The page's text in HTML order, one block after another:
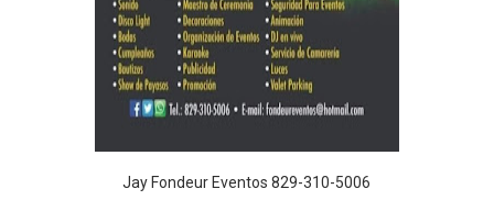
Jay Fondeur Eventos 829-310-5006